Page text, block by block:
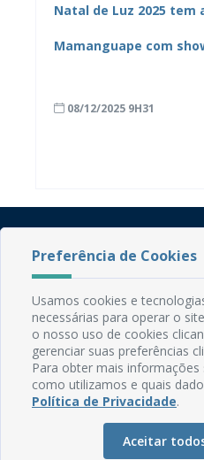
Natal de Luz 2025
Mamanguape com
08/12/2025 9H31
Rua do Imperador, 78,
CEP: 58.280-000 -
Fone: (83) 3292-
Email:
Expediente: Segunda à Sexta,
Preferência de Cookies
Usamos cookies e
necessárias para operar o
o nosso uso de cookies
gerenciar suas preferências
Para obter mais
como utilizamos e quais
Política de Privacidade.
Aceitar